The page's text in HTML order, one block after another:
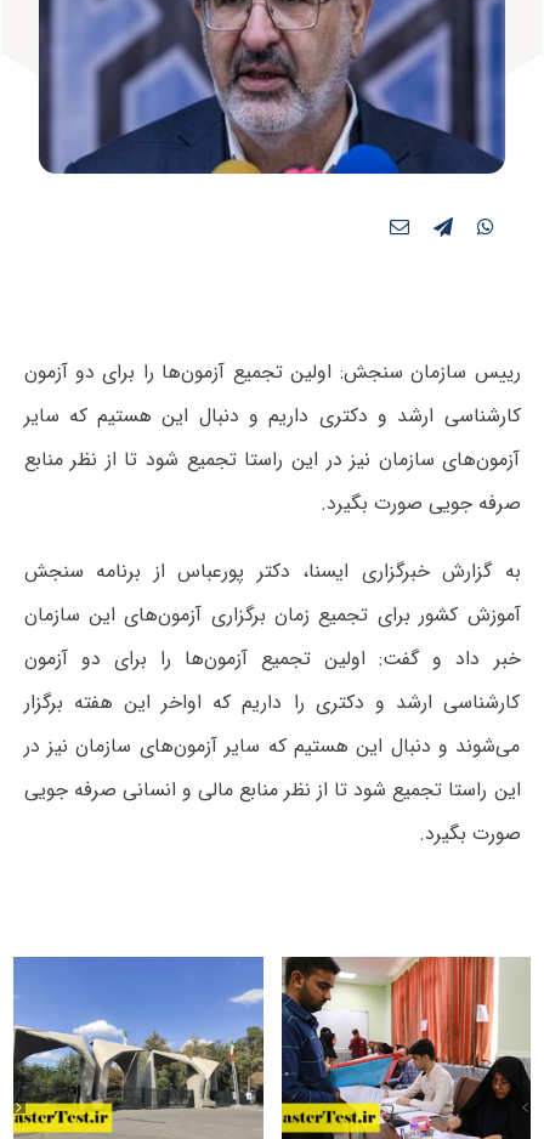
رییس سازمان سنجش: اولین تجمیع آزمون‌ها را برای دو آزمون
کارشناسی ارشد و دکتری داریم و دنبال این هستیم که سایر
آزمون‌های سازمان نیز در این راستا تجمیع شود تا از نظر منابع
صرفه جویی صورت بگیرد.
به گزارش خبرگزاری ایسنا، دکتر پورعباس از برنامه سنجش
آموزش کشور برای تجمیع زمان برگزاری آزمون‌های این سازمان
خبر داد و گفت: اولین تجمیع آزمون‌ها را برای دو آزمون
کارشناسی ارشد و دکتری را داریم که اواخر این هفته برگزار
می‌شوند و دنبال این هستیم که سایر آزمون‌های سازمان نیز در
این راستا تجمیع شود تا از نظر منابع مالی و انسانی صرفه جویی
صورت بگیرد.